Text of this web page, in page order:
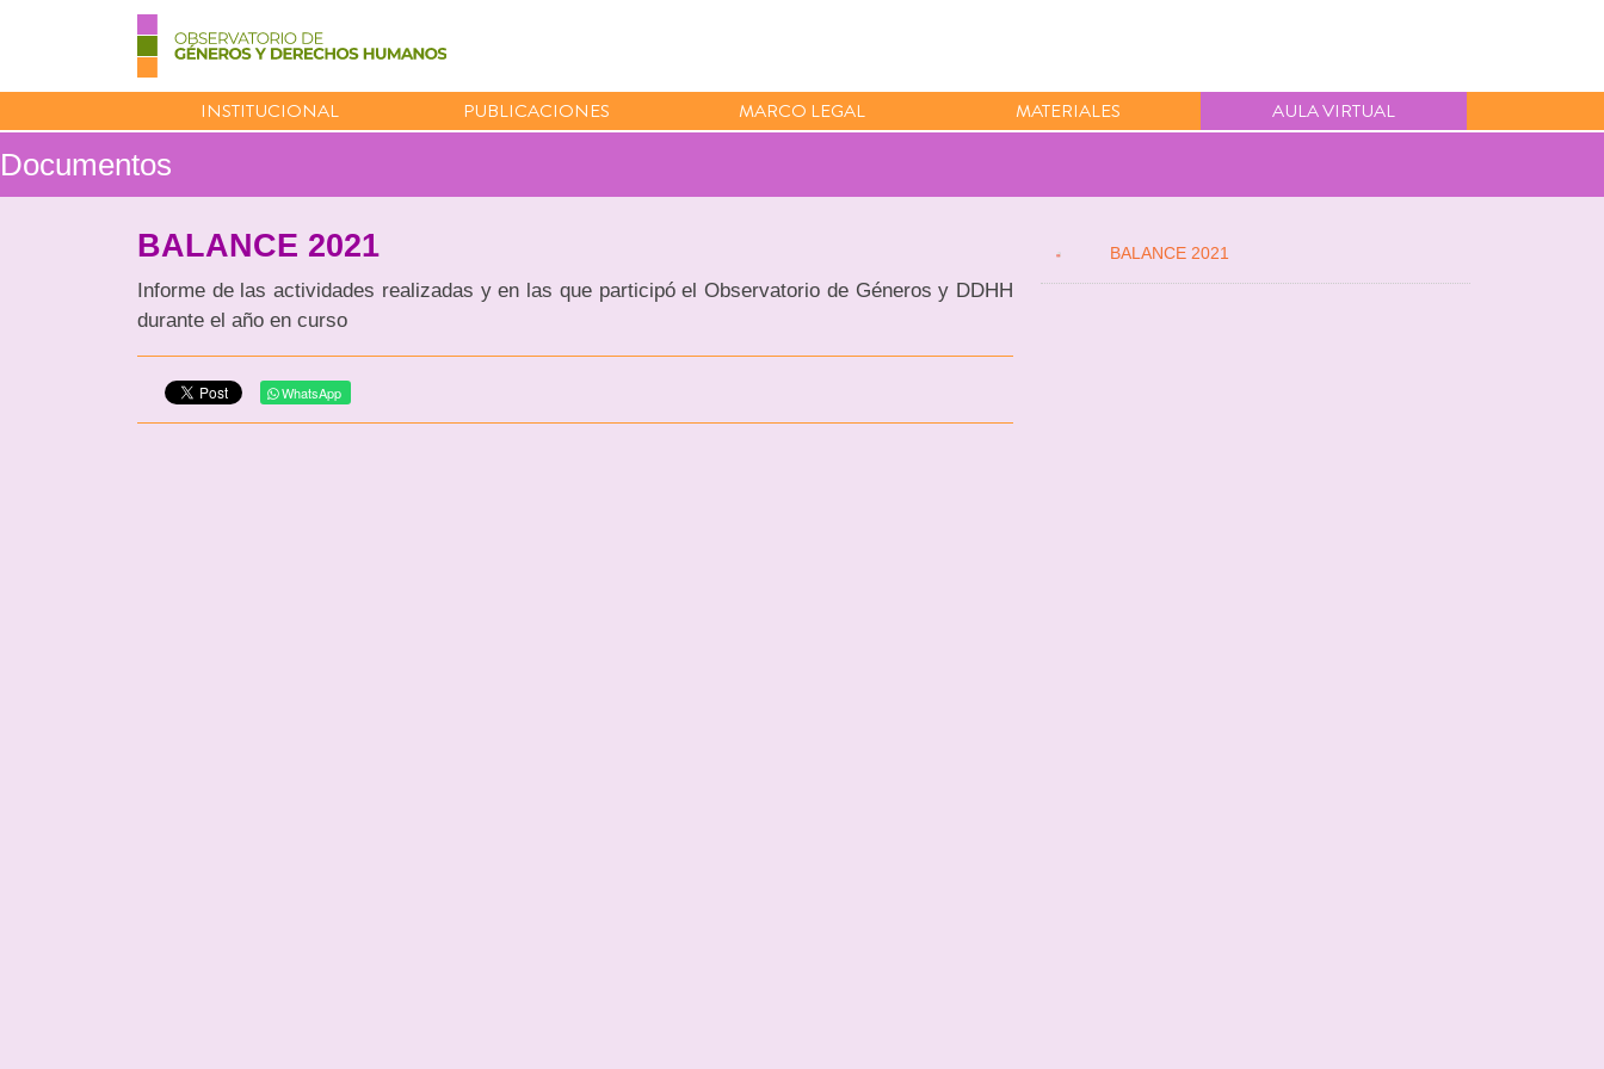
INSTITUCIONAL PUBLICACIONES MARCO LEGAL MATERIALES AULA VIRTUAL
Documentos
BALANCE 2021
Informe de las actividades realizadas y en las que participó el Observatorio de Géneros y DDHH
durante el año en curso
WhatsApp
BALANCE 2021